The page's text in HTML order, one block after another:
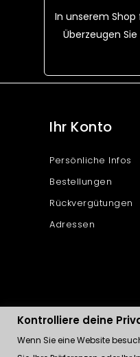
In unserem Shop
Überzeugen
Ihr Konto
Persönliche Infos
Bestellungen
Rückvergütungen
Adressen
Kontrolliere deine
Wenn Sie eine Website